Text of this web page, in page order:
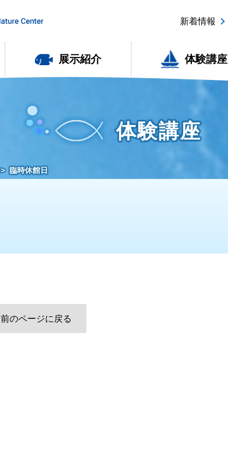
新着情報
展示紹介 体験講座
体験講座
臨時休館日
前のページに戻る